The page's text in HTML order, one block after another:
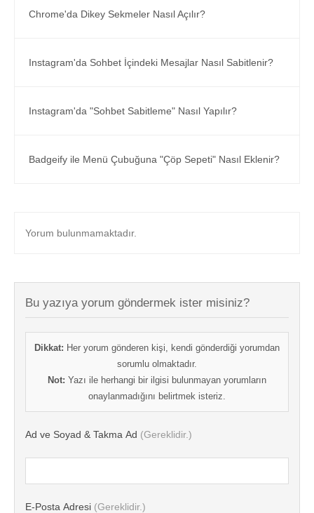
Chrome'da Dikey Sekmeler Nasıl Açılır?
Instagram'da Sohbet İçindeki Mesajlar Nasıl Sabitlenir?
Instagram'da "Sohbet Sabitleme" Nasıl Yapılır?
Badgeify ile Menü Çubuğuna "Çöp Sepeti" Nasıl Eklenir?
Yorum bulunmamaktadır.
Bu yazıya yorum göndermek ister misiniz?
Dikkat: Her yorum gönderen kişi, kendi gönderdiği yorumdan
sorumlu olmaktadır.
Not: Yazı ile herhangi bir ilgisi bulunmayan yorumların
onaylanmadığını belirtmek isteriz.
Ad ve Soyad & Takma Ad (Gereklidir.)
E-Posta Adresi (Gereklidir.)